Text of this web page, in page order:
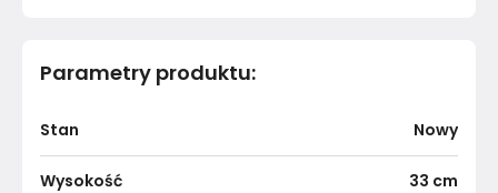
Parametry produktu:
Stan Nowy
Wysokość 33 cm